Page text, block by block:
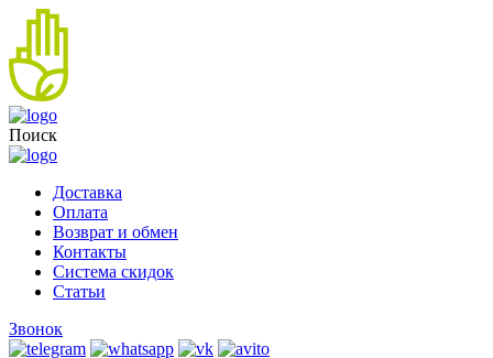
Поиск
Доставка
Оплата
Возврат и обмен
Контакты
Система скидок
Статьи
Звонок